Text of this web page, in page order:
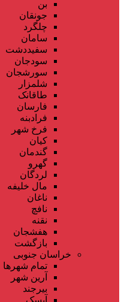
بن
جونقان
چلگرد
سامان
سفیددشت
سودجان
سورشجان
شلمزار
طاقانک
فارسان
فرادبنه
فرخ شهر
کیان
گندمان
گهرو
لردگان
مال خلیفه
ناغان
نافچ
نقنه
هفشجان
بازگشت
خراسان جنوبی
تمام شهر‌ها
آرین شهر
بیرجند
آیسک